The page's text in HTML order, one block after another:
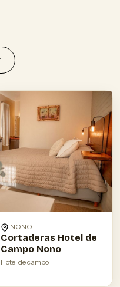
NONO
Cortaderas Hotel de
Campo Nono
Hotel de campo